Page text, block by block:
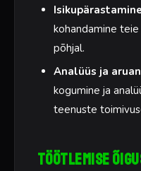
kohandamine
põhjal.
Analüüs ja
kogumine ja
teenuste
Töötlemise